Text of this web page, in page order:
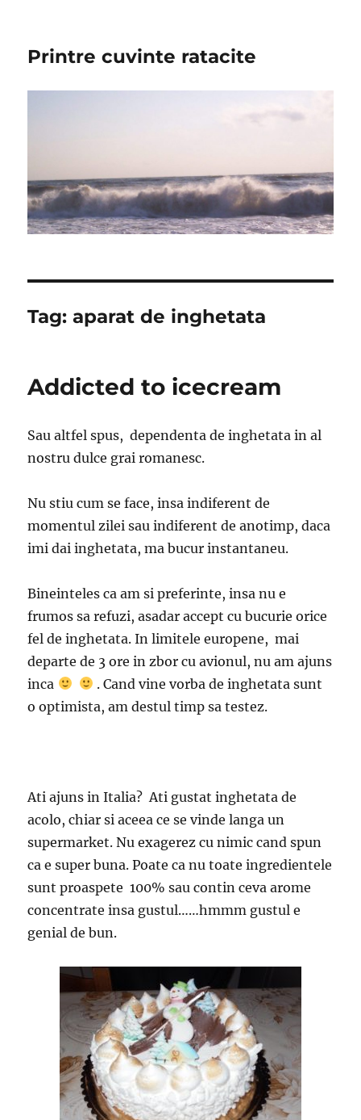
Printre cuvinte ratacite
Tag:aparat de inghetata
Addicted to icecream
Sau altfel spus, dependenta de inghetata in al
nostru dulce grai romanesc.
Nu stiu cum se face, insa indiferent de
momentul zilei sau indiferent de anotimp, daca
imi dai inghetata, ma bucur instantaneu.
Bineinteles ca am si preferinte, insa nu e
frumos sa refuzi, asadar accept cu bucurie orice
fel de inghetata. In limitele europene, mai
departe de 3 ore in zbor cu avionul, nu am ajuns
inca
. Cand vine vorba de inghetata sunt
o optimista, am destul timp sa testez.
Ati ajuns in Italia? Ati gustat inghetata de
acolo, chiar si aceea ce se vinde langa un
supermarket. Nu exagerez cu nimic cand spun
ca e super buna. Poate ca nu toate ingredientele
sunt proaspete 100% sau contin ceva arome
concentrate insa gustul……hmmm gustul e
genial de bun.